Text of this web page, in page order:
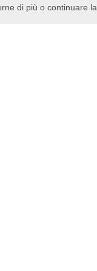
di più o continuare la